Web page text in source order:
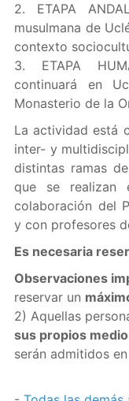
2. ETAPA
musulmana de
contexto
3. ETAPA
continuará en
Monasterio de la
La actividad está
inter- y
distintas ramas
que se
colaboración del
y con profesores
Es necesaria
Observaciones
reservar un
2) Aquellas
sus propios
serán admitidos